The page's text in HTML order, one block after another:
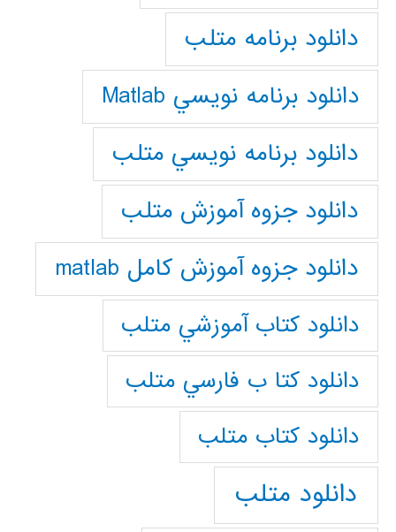
دانلود برنامه متلب
دانلود برنامه نويسي Matlab
دانلود برنامه نويسي متلب
دانلود جزوه آموزش متلب
دانلود جزوه آموزش کامل matlab
دانلود كتاب آموزشي متلب
دانلود كتا ب فارسي متلب
دانلود كتاب متلب
دانلود متلب